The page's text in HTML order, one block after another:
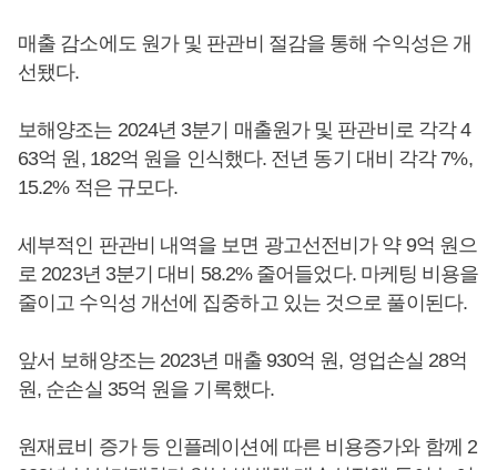
매출 감소에도 원가 및 판관비 절감을 통해 수익성은 개
선됐다.
보해양조는 2024년 3분기 매출원가 및 판관비로 각각 4
63억 원, 182억 원을 인식했다. 전년 동기 대비 각각 7%,
15.2% 적은 규모다.
세부적인 판관비 내역을 보면 광고선전비가 약 9억 원으
로 2023년 3분기 대비 58.2% 줄어들었다. 마케팅 비용을
줄이고 수익성 개선에 집중하고 있는 것으로 풀이된다.
앞서 보해양조는 2023년 매출 930억 원, 영업손실 28억
원, 순손실 35억 원을 기록했다.
원재료비 증가 등 인플레이션에 따른 비용증가와 함께 2